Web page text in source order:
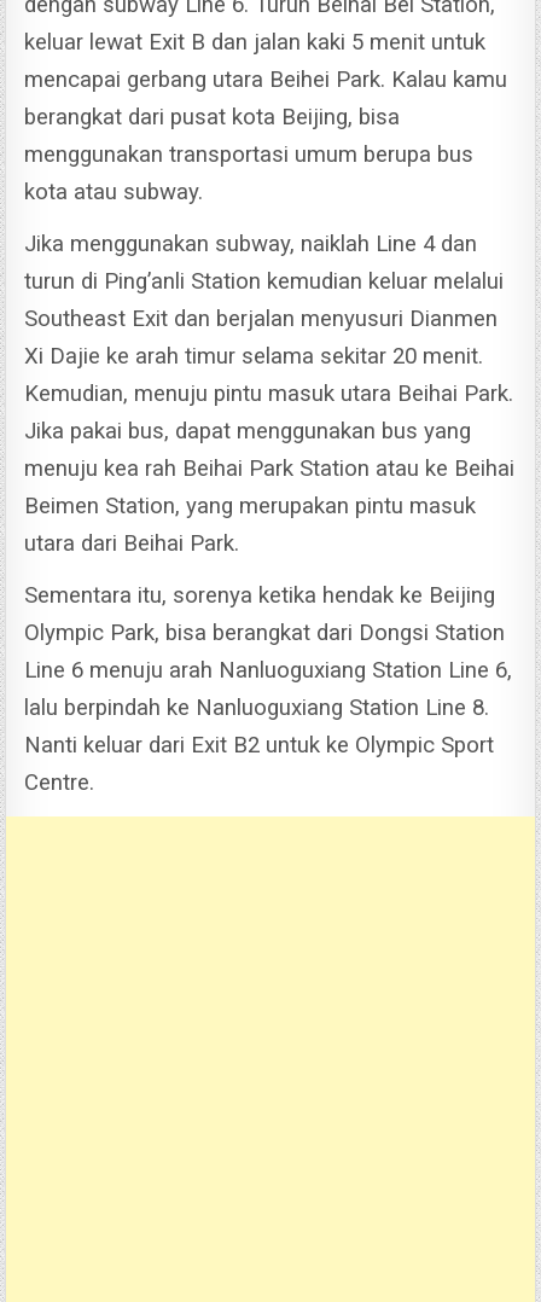
keluar lewat Exit B dan jalan kaki 5 menit untuk
mencapai gerbang utara Beihei Park. Kalau kamu
berangkat dari pusat kota Beijing, bisa
menggunakan transportasi umum berupa bus
kota atau subway.
Jika menggunakan subway, naiklah Line 4 dan
turun di Ping’anli Station kemudian keluar melalui
Southeast Exit dan berjalan menyusuri Dianmen
Xi Dajie ke arah timur selama sekitar 20 menit.
Kemudian, menuju pintu masuk utara Beihai Park.
Jika pakai bus, dapat menggunakan bus yang
menuju kea rah Beihai Park Station atau ke Beihai
Beimen Station, yang merupakan pintu masuk
utara dari Beihai Park.
Sementara itu, sorenya ketika hendak ke Beijing
Olympic Park, bisa berangkat dari Dongsi Station
Line 6 menuju arah Nanluoguxiang Station Line 6,
lalu berpindah ke Nanluoguxiang Station Line 8.
Nanti keluar dari Exit B2 untuk ke Olympic Sport
Centre.